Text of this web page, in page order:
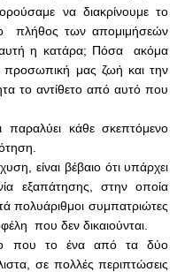
να διακρίνουμε το
πλήθος των απομιμήσεών
αυτή η κατάρα; Πόσα ακόμα
προσωπική μας ζωή και την
το αντίθετο από αυτό που
παραλύει κάθε σκεπτόμενο
είναι βέβαιο ότι υπάρχει
εξαπάτησης, στην οποία
πολυάριθμοι συμπατριώτες
που δεν δικαιούνται.
που το ένα από τα δύο
σε πολλές περιπτώσεις